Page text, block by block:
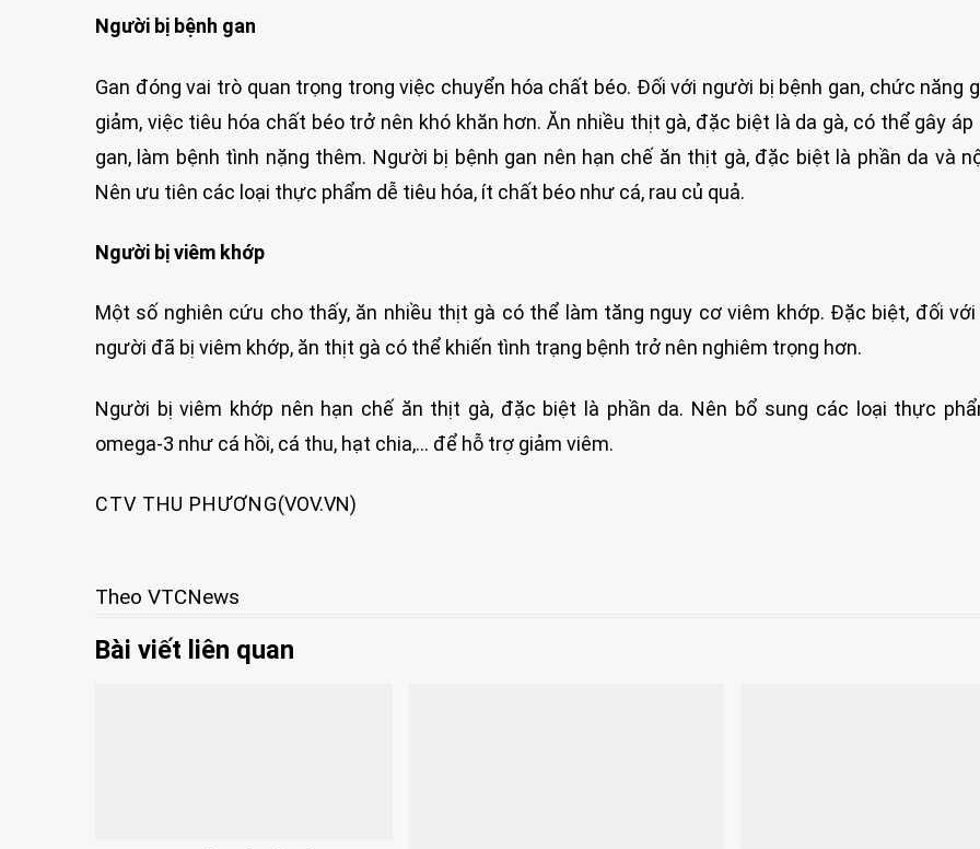
Người bị bệnh gan
Gan đóng vai trò quan trọng trong việc chuyển hóa chất béo. Đối với người bị bệnh gan, chức năng
giảm, việc tiêu hóa chất béo trở nên khó khăn hơn. Ăn nhiều thịt gà, đặc biệt là da gà, có thể gây áp
gan, làm bệnh tình nặng thêm. Người bị bệnh gan nên hạn chế ăn thịt gà, đặc biệt là phần da và
Nên ưu tiên các loại thực phẩm dễ tiêu hóa, ít chất béo như cá, rau củ quả.
Người bị viêm khớp
Một số nghiên cứu cho thấy, ăn nhiều thịt gà có thể làm tăng nguy cơ viêm khớp. Đặc biệt, đối với
người đã bị viêm khớp, ăn thịt gà có thể khiến tình trạng bệnh trở nên nghiêm trọng hơn.
Người bị viêm khớp nên hạn chế ăn thịt gà, đặc biệt là phần da. Nên bổ sung các loại thực
omega-3 như cá hồi, cá thu, hạt chia,… để hỗ trợ giảm viêm.
CTV THU PHƯƠNG(VOV.VN)
Theo VTCNews
Bài viết liên quan